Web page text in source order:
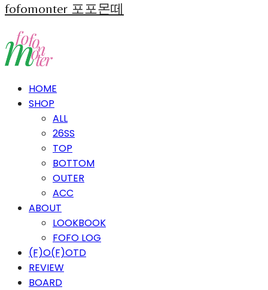
fofomonter 포포몬떼
HOME
SHOP
ALL
26SS
TOP
BOTTOM
OUTER
ACC
ABOUT
LOOKBOOK
FOFO LOG
(F)O(F)OTD
REVIEW
BOARD